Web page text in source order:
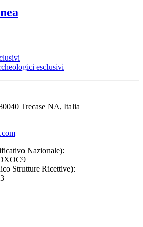
esclusivi
Trecase NA, Italia
Nazionale):
Strutture Ricettive):